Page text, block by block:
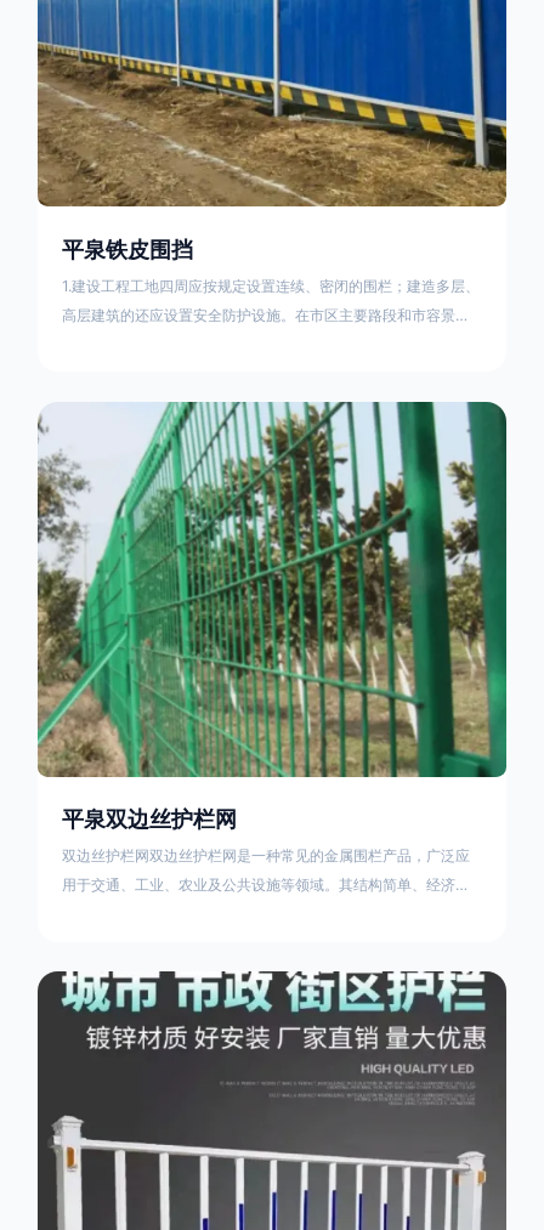
平泉铁皮围挡
1.建设工程工地四周应按规定设置连续、密闭的围栏；建造多层、
高层建筑的还应设置安全防护设施。在市区主要路段和市容景观
料应保证围栏稳固、整洁、美观。市政工程项目工地，可按工程
进度分段设置围栏或按规定使用统一的连续性护栏设施。施工单
位不得在工地围栏外堆放建筑材料、垃圾和工程渣土。在
平泉双边丝护栏网
双边丝护栏网双边丝护栏网是一种常见的金属围栏产品，广泛应
用于交通、工业、农业及公共设施等领域。其结构简单、经济实
边丝护栏网由低碳钢丝（Q235材质）通过焊接或编织形成网格结
构，网片两侧各有一根加固的纵向钢丝（双边丝），用于与立柱
连接固定。其表面通常采用镀锌、喷塑或浸塑处理，以增强耐腐